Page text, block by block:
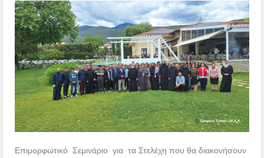
Επιμορφωτικό Σεμινάριο για τα Στελέχη που θα διακονήσουν